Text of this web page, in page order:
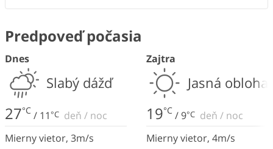
Predpoveď počasia
Dnes
Slabý dážď
27°C / 11°C deň / noc
Mierny vietor, 3m/s
Zajtra
Jasná obloha
19°C / 9°C deň / noc
Mierny vietor, 4m/s